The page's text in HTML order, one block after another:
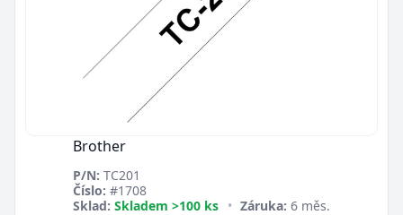
Brother
P/N: TC201
Číslo: #1708
Sklad: Skladem >100 ks • Záruka: 6 měs.